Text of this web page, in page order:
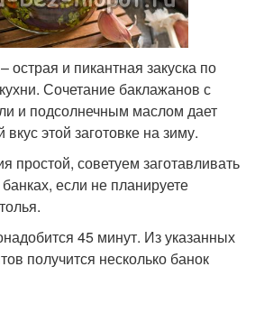
острая и пикантная закуска по
Сочетание баклажанов с
и подсолнечным маслом дает
этой заготовке на зиму.
простой, советуем заготавливать
если не планируете
45 минут. Из указанных
получится несколько банок